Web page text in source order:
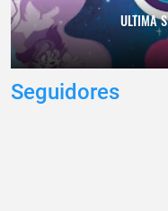
ULTIMA
Seguidores